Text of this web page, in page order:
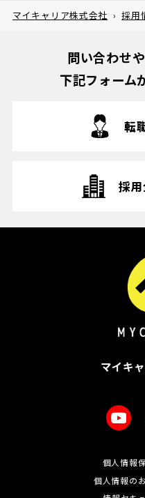
マイキャリア株式会社 › 採用
問い合わせ
下記フォーム
転
採
マイキ
個人情報
個人情報の